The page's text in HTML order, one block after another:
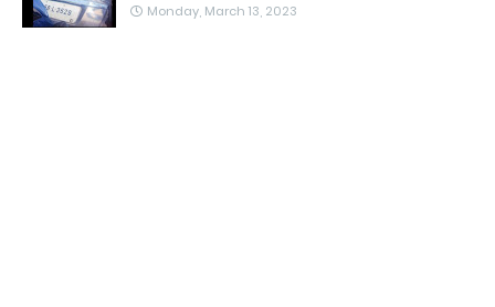
Monday, March 13, 2023